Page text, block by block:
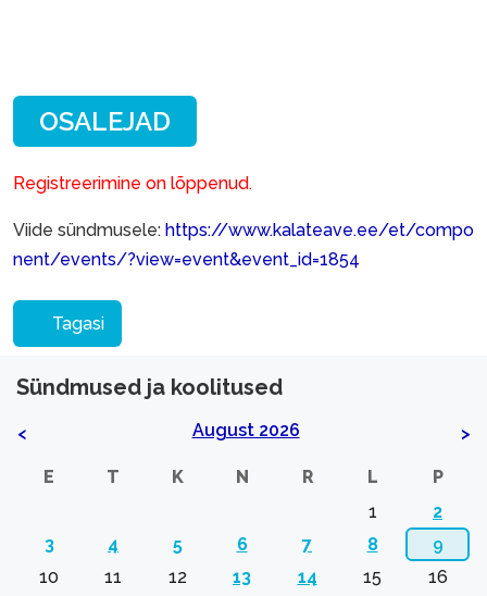
Registreerimine on lõppenud.
Viide sündmusele: https://www.kalateave.ee/et/compo
nent/events/?view=event&event_id=1854
Tagasi
Sündmused ja koolitused
< August 2026 >
E T K N R L
P
1
2
3
4 5 6 7 8
9
10
11 12 13 14 15
16